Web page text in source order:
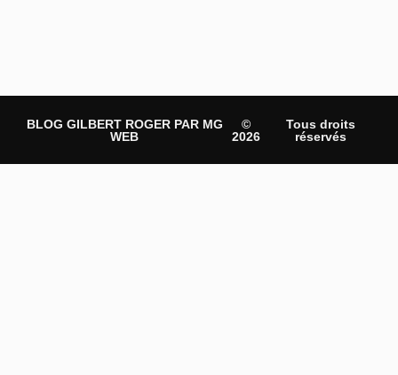
BLOG GILBERT ROGER PAR MG
WEB
©
2026
Tous droits
réservés